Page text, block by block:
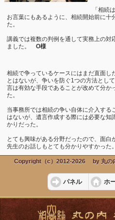
「相続
お言葉にもあるように、相続開始前に十
た。
講義では複数の判例を通して実務上の対
ました。 O様
相続で争っているケースにはまだ直面し
とはないが、争いを防ぐ1つの方法とし
言は有効な手段であることが改めて分か
た。
当事務所では相続の争い自体に介入する
はないが、遺言作成する際には必要な知
かりだった。
とても興味がある分野だったので、面白
先生のお話しもとても分かりやすかった
Copyright（c）2012-2026 by 丸の
パネル ホ